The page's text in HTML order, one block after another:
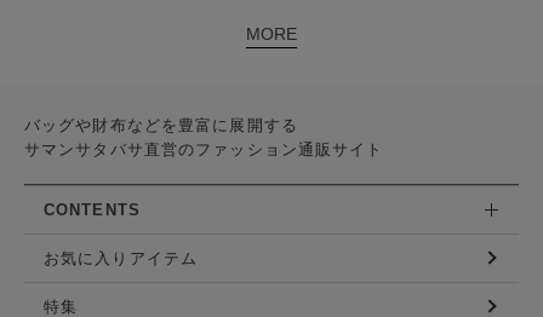
MORE
バッグや財布などを豊富に展開する
サマンサタバサ直営のファッション通販サイト
CONTENTS
お気に入りアイテム
特集